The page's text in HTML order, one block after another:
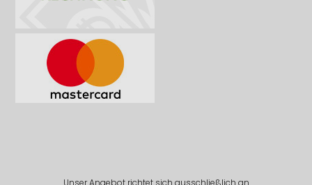
Unser Angebot richtet sich ausschließlich an